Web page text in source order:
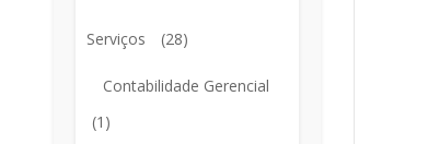
Serviços (28)
Contabilidade Gerencial
(1)